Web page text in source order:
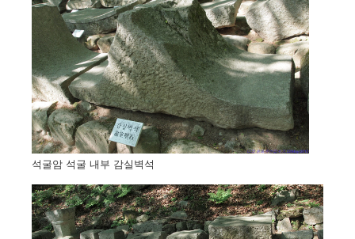
석굴암 석굴 내부 감실벽석